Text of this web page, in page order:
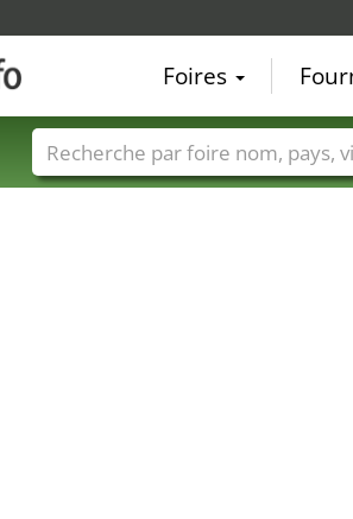
Foires
Foire noms Pays Villes